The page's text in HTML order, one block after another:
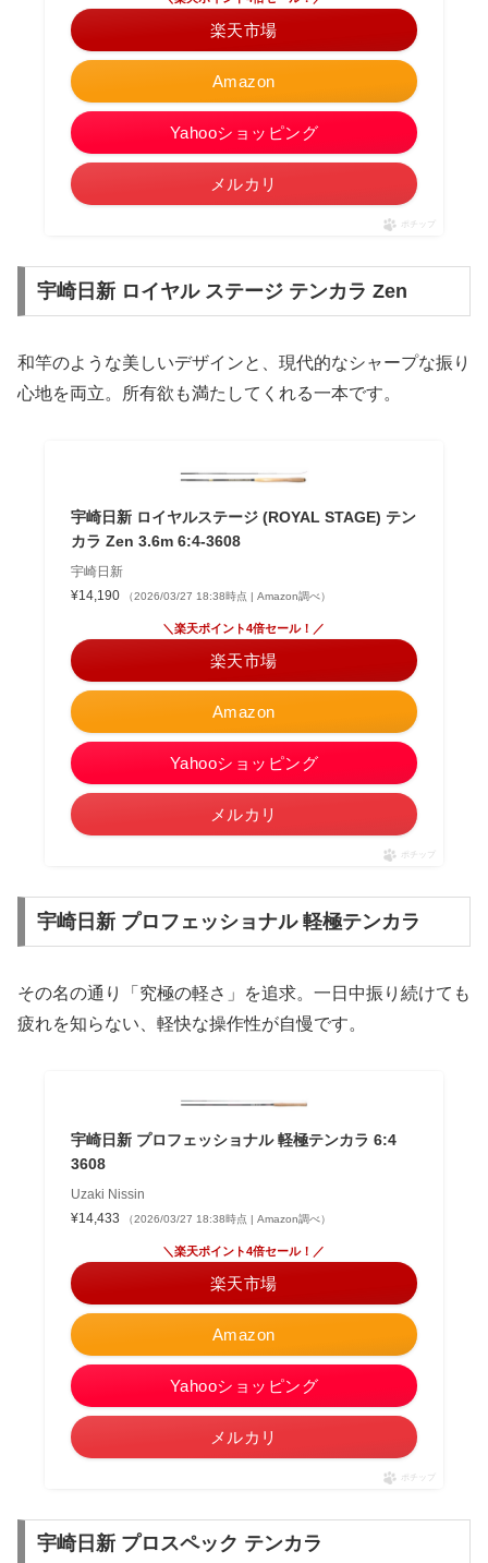
Amazon
楽天市場
Yahooショッピング
メルカリ
ポチップ
宇崎日新 ロイヤル ステージ テンカラ Zen
和竿のような美しいデザインと、現代的なシャープな振り
心地を両立。所有欲も満たしてくれる一本です。
宇崎日新 ロイヤルステージ (ROYAL STAGE) テン
カラ Zen 3.6m 6:4-3608
宇崎日新
¥14,190
（2026/03/27 18:38時点 | Amazon調べ）
Amazon
＼楽天ポイント4倍セール！／
楽天市場
Yahooショッピング
メルカリ
ポチップ
宇崎日新 プロフェッショナル 軽極テンカラ
その名の通り「究極の軽さ」を追求。一日中振り続けても
疲れを知らない、軽快な操作性が自慢です。
宇崎日新 プロフェッショナル 軽極テンカラ 6:4
3608
Uzaki Nissin
¥14,433
（2026/03/27 18:38時点 | Amazon調べ）
Amazon
＼楽天ポイント4倍セール！／
楽天市場
Yahooショッピング
メルカリ
ポチップ
宇崎日新 プロスペック テンカラ